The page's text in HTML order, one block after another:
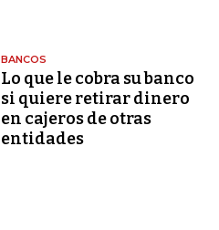
BANCOS
Lo que le cobra su banco
si quiere retirar dinero
en cajeros de otras
entidades